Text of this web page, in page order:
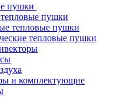
пушки
пушки
тепловые пушки
тепловые пушки
и комплектующие